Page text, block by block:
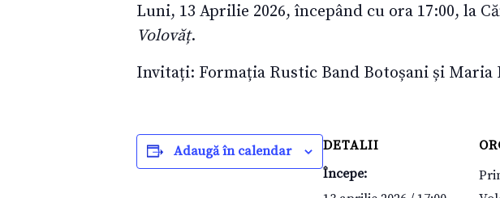
Luni, 13 Aprilie 2026, începând cu ora 17:00, la
Volovăț.
Invitați: Formația Rustic Band Botoșani și Maria
Adaugă în calendar
DETALII
Începe: